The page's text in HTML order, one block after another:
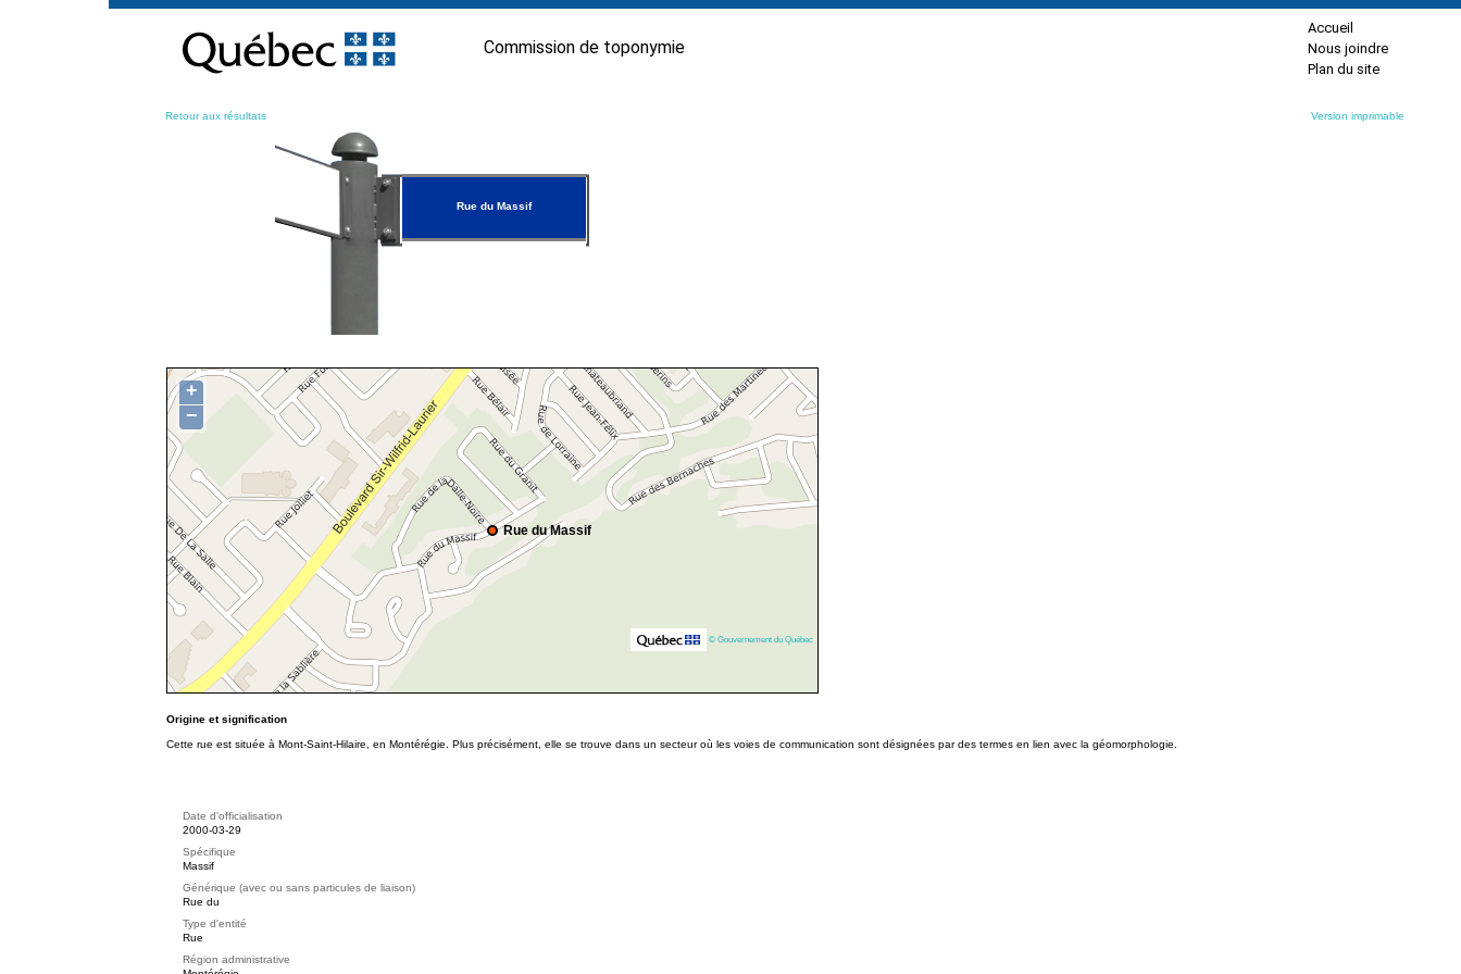
contenu
Commission de toponymie
Accueil
Nous joindre
Plan du site
Retour aux résultats Version imprimable
Rue du Massif
Rue du Massif
+
−
© Gouvernement du Québec
Origine et signification
Cette rue est située à Mont-Saint-Hilaire, en Montérégie. Plus précisément, elle se trouve dans un secteur où les voies de communication sont désignées par des termes en lien avec la géomorphologie.
Date d'officialisation
2000-03-29
Spécifique
Massif
Générique (avec ou sans particules de liaison)
Rue du
Type d'entité
Rue
Région administrative